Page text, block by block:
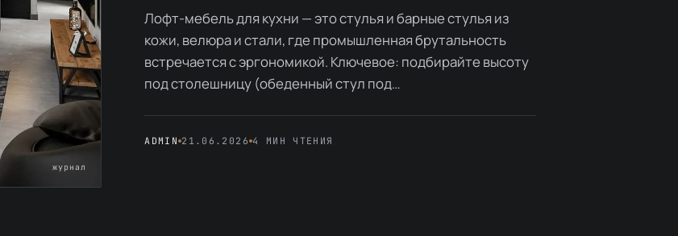
журнал
Лофт-мебель для кухни — это стулья и барные стулья из
кожи, велюра и стали, где промышленная брутальность
встречается с эргономикой. Ключевое: подбирайте высоту
под столешницу (обеденный стул под…
ADMIN 21.06.2026 4 МИН ЧТЕНИЯ